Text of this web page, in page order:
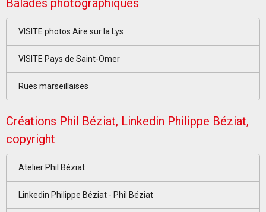
VISITE photos Aire sur la Lys
VISITE Pays de Saint-Omer
Rues marseillaises
Créations Phil Béziat, Linkedin Philippe Béziat,
copyright
Atelier Phil Béziat
Linkedin Philippe Béziat - Phil Béziat